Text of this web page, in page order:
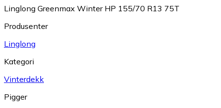
Linglong Greenmax Winter HP 155/70 R13 75T
Produsenter
Linglong
Kategori
Vinterdekk
Pigger